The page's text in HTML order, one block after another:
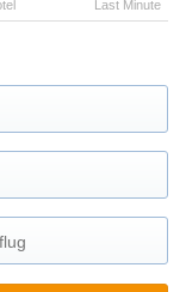
Last Minute